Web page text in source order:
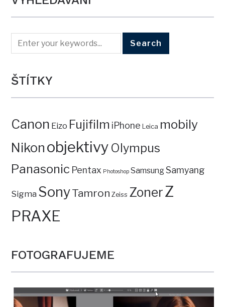
ŠTÍTKY
Canon Eizo Fujifilm iPhone Leica mobily
Nikon objektivy Olympus
Panasonic Pentax Photoshop SamsungSamyang
Sigma SonyTamron Zeiss ZonerZ
PRAXE
FOTOGRAFUJEME